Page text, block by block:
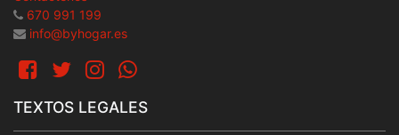
670 991 199
info@byhogar.es
TEXTOS LEGALES